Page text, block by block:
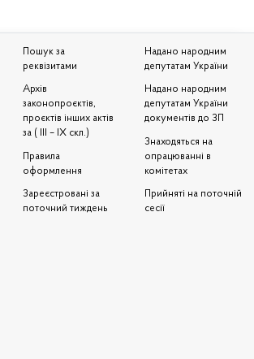
Пошук за
реквізитами
Архів
законопроєктів,
проєктів інших актів
за ( III – IX скл.)
Правила
оформлення
Зареєстровані за
поточний тиждень
Надано народним
депутатам України
Надано народним
депутатам України
документів до ЗП
Знаходяться на
опрацюванні в
комітетах
Прийняті на поточній
сесії